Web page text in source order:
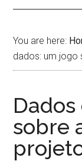
You are here:
dados: um jogo
sobre